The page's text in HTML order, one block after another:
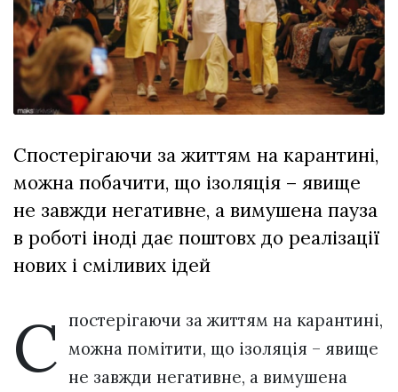
XIX
Спартакіада
VolWe...
29 Липня 2026
606 переглядів
Всі розділи
Лайф
Афіша
ZONE 18+
Контакти
Спостерігаючи за життям на карантині,
можна побачити, що ізоляція – явище
не завжди негативне, а вимушена пауза
в роботі іноді дає поштовх до реалізації
нових і сміливих ідей
С постерігаючи за життям на карантині,
можна помітити, що ізоляція – явище
не завжди негативне, а вимушена